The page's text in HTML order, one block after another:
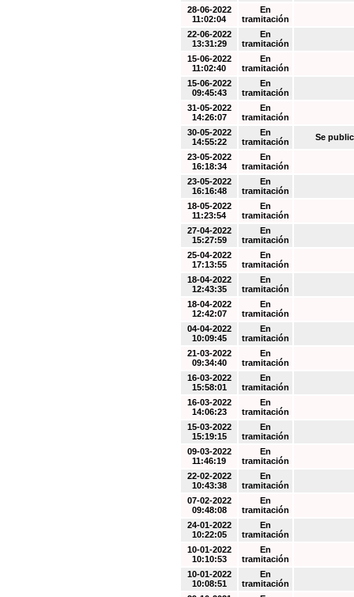
28-06-2022
11:02:04
En
tramitación
22-06-2022
13:31:29
En
tramitación
15-06-2022
11:02:40
En
tramitación
15-06-2022
09:45:43
En
tramitación
31-05-2022
14:26:07
En
tramitación
30-05-2022
14:55:22
En
tramitación
Se
23-05-2022
16:18:34
En
tramitación
23-05-2022
16:16:48
En
tramitación
18-05-2022
11:23:54
En
tramitación
27-04-2022
15:27:59
En
tramitación
25-04-2022
17:13:55
En
tramitación
18-04-2022
12:43:35
En
tramitación
18-04-2022
12:42:07
En
tramitación
04-04-2022
10:09:45
En
tramitación
21-03-2022
09:34:40
En
tramitación
16-03-2022
15:58:01
En
tramitación
16-03-2022
14:06:23
En
tramitación
15-03-2022
15:19:15
En
tramitación
09-03-2022
11:46:19
En
tramitación
22-02-2022
10:43:38
En
tramitación
07-02-2022
09:48:08
En
tramitación
24-01-2022
10:22:05
En
tramitación
10-01-2022
10:10:53
En
tramitación
10-01-2022
10:08:51
En
tramitación